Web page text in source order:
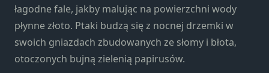
łagodne fale, jakby malując na powierzchni wody
płynne złoto. Ptaki budzą się z nocnej drzemki w
swoich gniazdach zbudowanych ze słomy i błota,
otoczonych bujną zielenią papirusów.